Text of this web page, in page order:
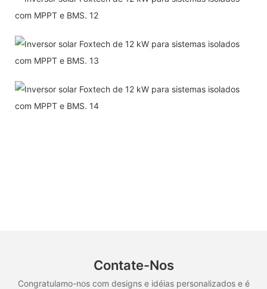
Contate-Nos
Congratulamo-nos com designs e idéias personalizados e é